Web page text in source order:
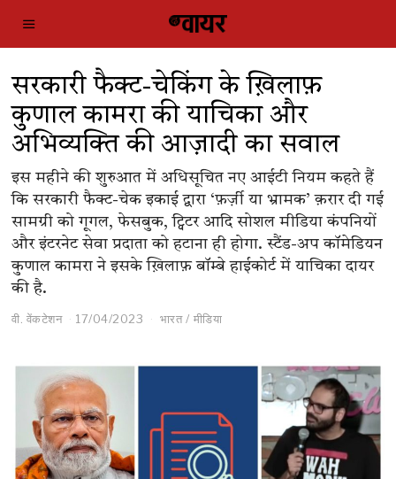
सरकारी फैक्ट-चेकिंग के ख़िलाफ़
कुणाल कामरा की याचिका और
अभिव्यक्ति की आज़ादी का सवाल
इस महीने की शुरुआत में अधिसूचित नए आईटी नियम कहते हैं
कि सरकारी फैक्ट-चेक इकाई द्वारा ‘फ़र्ज़ी या भ्रामक’ क़रार दी गई
सामग्री को गूगल, फेसबुक, ट्विटर आदि सोशल मीडिया कंपनियों
और इंटरनेट सेवा प्रदाता को हटाना ही होगा. स्टैंड-अप कॉमेडियन
कुणाल कामरा ने इसके ख़िलाफ़ बॉम्बे हाईकोर्ट में याचिका दायर
की है.
वी. वेंकटेशन 17/04/2023 भारत / मीडिया